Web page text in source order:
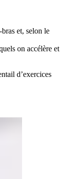
et, selon le
on accélère et
d’exercices